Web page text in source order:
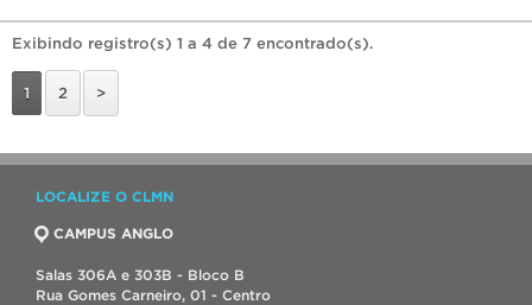
Exibindo registro(s) 1 a 4 de 7 encontrado(s).
1 2 >
LOCALIZE O CLMN
CAMPUS ANGLO
Salas 306A e 303B - Bloco B
Rua Gomes Carneiro, 01 - Centro